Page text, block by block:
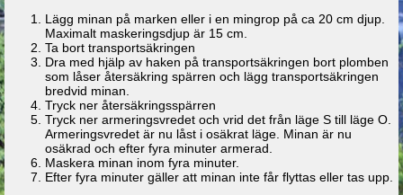
Lägg minan på marken eller i en mingrop på ca 20 cm djup.
Maximalt maskeringsdjup är 15 cm.
Ta bort transportsäkringen
Dra med hjälp av haken på transportsäkringen bort plomben
som låser återsäkring spärren och lägg transportsäkringen
bredvid minan.
Tryck ner återsäkringsspärren
Tryck ner armeringsvredet och vrid det från läge S till läge O.
Armeringsvredet är nu låst i osäkrat läge. Minan är nu
osäkrad och efter fyra minuter armerad.
Maskera minan inom fyra minuter.
Efter fyra minuter gäller att minan inte får flyttas eller tas upp.